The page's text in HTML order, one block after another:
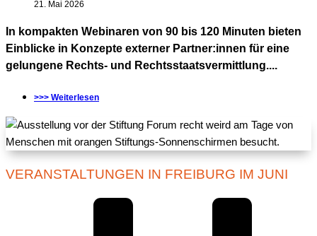
21. Mai 2026
In kompakten Webinaren von 90 bis 120 Minuten bieten
Einblicke in Konzepte externer Partner:innen für eine
gelungene Rechts- und Rechtsstaatsvermittlung....
>>> Weiterlesen
VERANSTALTUNGEN IN FREIBURG IM JUNI